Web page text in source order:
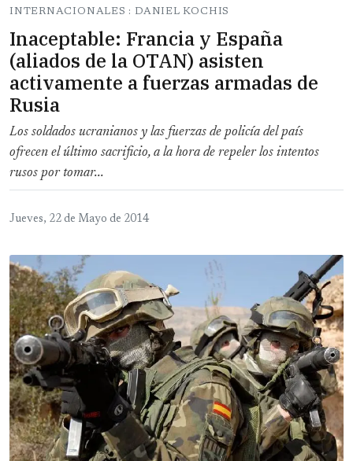
INTERNACIONALES : DANIEL KOCHIS
Inaceptable: Francia y España
(aliados de la OTAN) asisten
activamente a fuerzas armadas de
Rusia
Los soldados ucranianos y las fuerzas de policía del país
ofrecen el último sacrificio, a la hora de repeler los intentos
rusos por tomar...
Jueves, 22 de Mayo de 2014